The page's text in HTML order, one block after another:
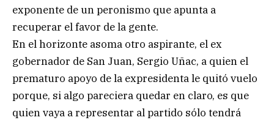
exponente de un peronismo que apunta a
recuperar el favor de la gente.
En el horizonte asoma otro aspirante, el ex
gobernador de San Juan, Sergio Uñac, a quien el
prematuro apoyo de la expresidenta le quitó vuelo
porque, si algo pareciera quedar en claro, es que
quien vaya a representar al partido sólo tendrá